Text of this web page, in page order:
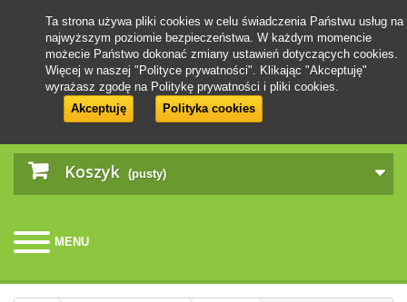
Koszyk (pusty)
MENU
Ta strona używa pliki cookies w celu świadczenia Państwu usług na
najwyższym poziomie bezpieczeństwa. W każdym momencie
możecie Państwo dokonać zmiany ustawień dotyczących cookies.
Więcej w naszej "Polityce prywatności". Klikając "Akceptuję"
wyrażasz zgodę na Politykę prywatności i pliki cookies.
Akceptuję
Polityka cookies